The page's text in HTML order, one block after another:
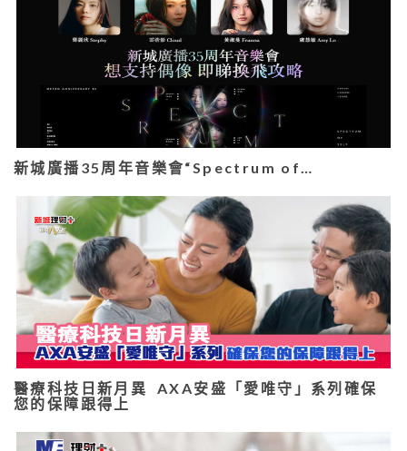
新城廣播35周年音樂會“Spectrum of…
醫療科技日新月異 AXA安盛「愛唯守」系列確保
您的保障跟得上